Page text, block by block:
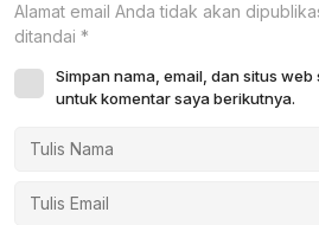
Alamat email Anda tidak akan
ditandai *
Simpan nama, email, dan situs
untuk komentar saya berikutnya.